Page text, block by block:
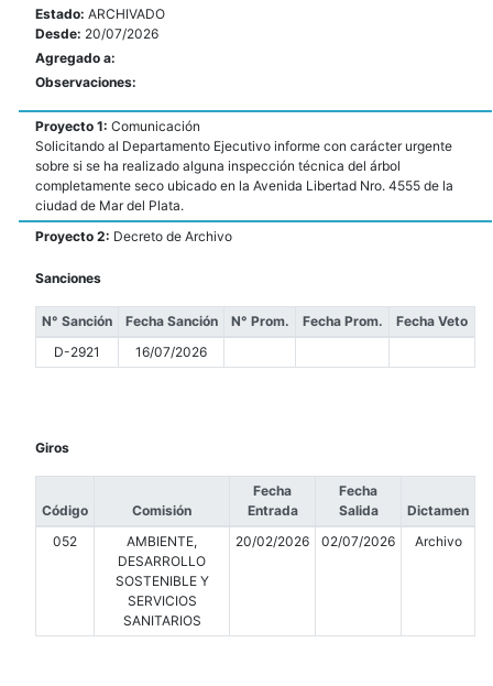
Estado: ARCHIVADO
Desde: 20/07/2026
Agregado a:
Observaciones:
Proyecto 1: Comunicación
Solicitando al Departamento Ejecutivo informe con carácter urgente
sobre si se ha realizado alguna inspección técnica del árbol
completamente seco ubicado en la Avenida Libertad Nro. 4555 de la
ciudad de Mar del Plata.
Proyecto 2: Decreto de Archivo
Sanciones
N° Sanción Fecha Sanción N° Prom. Fecha Prom.
Fecha Veto
D-2921
16/07/2026
Giros
Código Comisión
Fecha
Entrada
Fecha
Salida
Dictamen
052
AMBIENTE,
DESARROLLO
SOSTENIBLE Y
SERVICIOS
SANITARIOS
20/02/2026 02/07/2026 Archivo